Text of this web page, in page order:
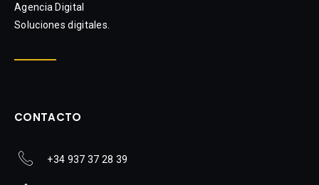
Agencia Digital
Soluciones digitales.
CONTACTO
+34 937 37 28 39